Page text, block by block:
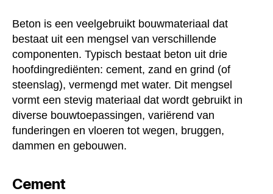
Beton is een veelgebruikt bouwmateriaal dat
bestaat uit een mengsel van verschillende
componenten. Typisch bestaat beton uit drie
hoofdingrediënten: cement, zand en grind (of
steenslag), vermengd met water. Dit mengsel
vormt een stevig materiaal dat wordt gebruikt in
diverse bouwtoepassingen, variërend van
funderingen en vloeren tot wegen, bruggen,
dammen en gebouwen.
Cement